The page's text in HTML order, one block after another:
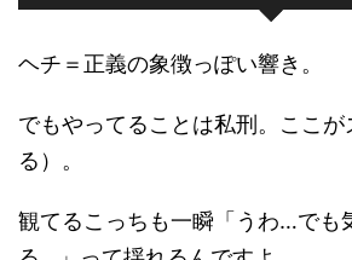
ヘチ＝正義の象徴っぽい響き。
でもやってることは私刑。ここが
る）。
観てるこっちも一瞬「うわ…でも